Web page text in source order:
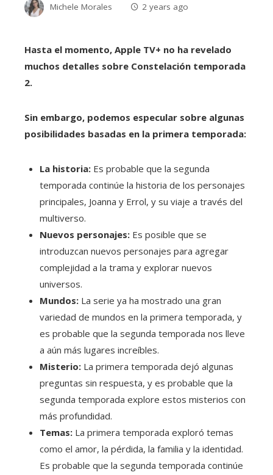
Michele Morales 2 years ago
Hasta el momento, Apple TV+ no ha revelado
muchos detalles sobre Constelación temporada
2.
Sin embargo, podemos especular sobre algunas
posibilidades basadas en la primera temporada:
La historia: Es probable que la segunda
temporada continúe la historia de los personajes
principales, Joanna y Errol, y su viaje a través del
multiverso.
Nuevos personajes: Es posible que se
introduzcan nuevos personajes para agregar
complejidad a la trama y explorar nuevos
universos.
Mundos: La serie ya ha mostrado una gran
variedad de mundos en la primera temporada, y
es probable que la segunda temporada nos lleve
a aún más lugares increíbles.
Misterio: La primera temporada dejó algunas
preguntas sin respuesta, y es probable que la
segunda temporada explore estos misterios con
más profundidad.
Temas: La primera temporada exploró temas
como el amor, la pérdida, la familia y la identidad.
Es probable que la segunda temporada continúe